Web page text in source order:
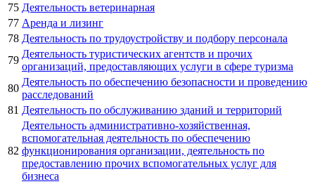
75 Деятельность ветеринарная
77 Аренда и лизинг
78 Деятельность по трудоустройству и подбору персонала
79
Деятельность туристических агентств и прочих
организаций, предоставляющих услуги в сфере туризма
80
Деятельность по обеспечению безопасности и проведению
расследований
81 Деятельность по обслуживанию зданий и территорий
82
Деятельность административно-хозяйственная,
вспомогательная деятельность по обеспечению
функционирования организации, деятельность по
предоставлению прочих вспомогательных услуг для
бизнеса